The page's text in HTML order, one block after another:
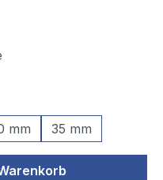
mm 35 mm
Wert